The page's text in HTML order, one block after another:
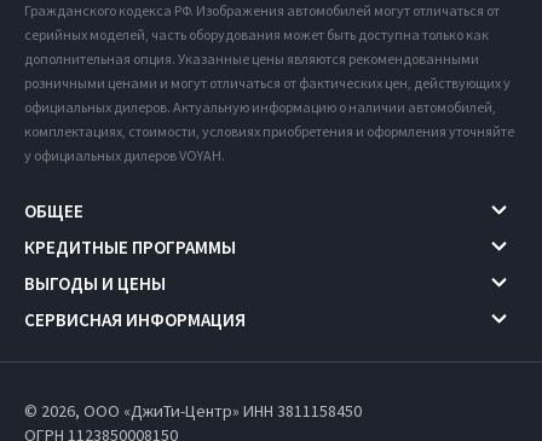
Гражданского кодекса РФ. Изображения автомобилей могут отличаться от
серийных моделей, часть оборудования может быть доступна только как
дополнительная опция. Указанные цены являются рекомендованными
розничными ценами и могут отличаться от фактических цен, действующих у
официальных дилеров. Актуальную информацию о наличии автомобилей,
комплектациях, стоимости, условиях приобретения и оформления уточняйте
у официальных дилеров VOYAH.
ОБЩЕЕ
КРЕДИТНЫЕ ПРОГРАММЫ
ВЫГОДЫ И ЦЕНЫ
СЕРВИСНАЯ ИНФОРМАЦИЯ
© 2026, ООО «ДжиТи-Центр» ИНН 3811158450
ОГРН 1123850008150